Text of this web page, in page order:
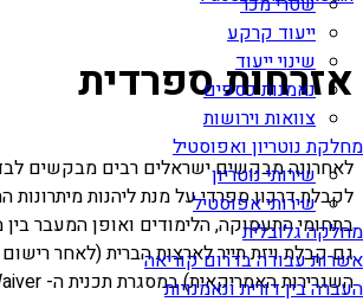
ייעוד קרקע
שינוי ייעוד
נאמנות כספים
צוואות וירושות
מחלקת נוטריון ואפוסטיל
שירותי נוטריון
שירותי אפוסטיל
מחלקה גלובלית
אשרות עבודה בדרום קוריאה
העברה בין דורית ונאמנויות
אזרחות ספרדית
לאחרונה מבקשים ישראלים רבים מבקשים
לקבלת דרכון ספרדי על מנת ליהנות מיתרונות
בתחומי התעסוקה, הלימודים ואופן המעבר בין
גם קבלת ויזת תייר לארצות הברית (לאחר
השגרירות האמריקאית) במסגרת תכנית ה- Visa Waiverהאמריקאית.